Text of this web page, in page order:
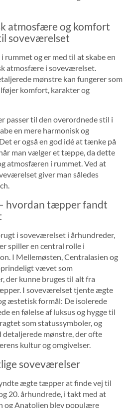
atmosfære og komfort
soveværelset
og er med til at skabe en
atmosfære i soveværelset.
mønstre kan fungerer som
komfort, karakter og
passer til den overordnede stil i
en mere harmonisk og
er også en god idé at tænke på
man vælger et tæppe, da dette
atmosfæren i rummet. Ved at
giver man således
hvordan tæpper fandt
i soveværelset i århundreder,
spiller en central rolle i
I Mellemøsten, Centralasien og
vævet som
der kunne bruges til alt fra
I soveværelset tjente ægte
æstetisk formål: De isolerede
en følelse af luksus og hygge til
som statussymboler, og
detaljerede mønstre, der ofte
kultur og omgivelser.
soveværelser
ægte tæpper at finde vej til
20. århundrede, i takt med at
og Anatolien blev populære